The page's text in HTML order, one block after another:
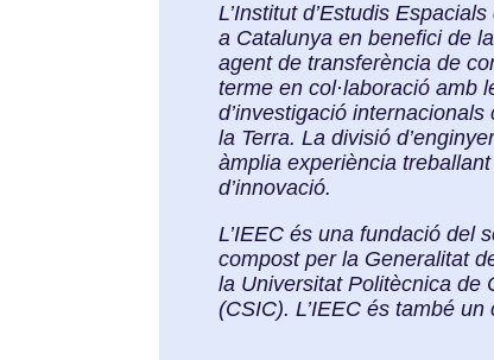
L’Institut d’Estudis
a Catalunya en benefici de
agent de transferència de
terme en col·laboració amb
d’investigació
la Terra. La divisió
àmplia experiència
d’innovació.
L’IEEC és una fundació del
compost per la Generalitat
la Universitat Politècnica de
(CSIC). L’IEEC és també